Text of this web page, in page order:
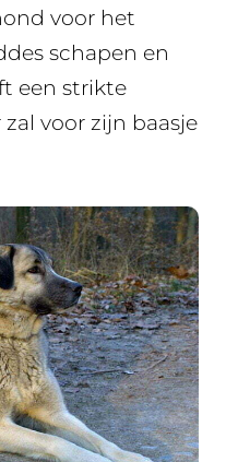
voor het
schapen en
een strikte
voor zijn baasje